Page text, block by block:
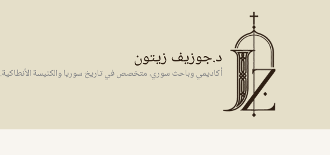
د.جوزيف زيتون
أكاديمي وباحث سوري، متخصص في تاريخ سوريا والكنيسة الأنطاكية.